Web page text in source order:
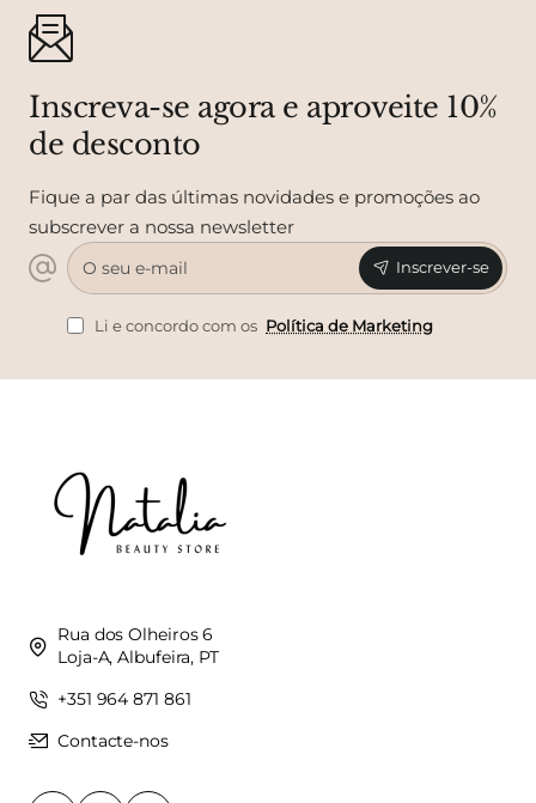
Inscreva-se agora e aproveite 10%
de desconto
Fique a par das últimas novidades e promoções ao
subscrever a nossa newsletter
O
seu
e-
mail
Inscrever-se
Li e concordo com os Política de Marketing
Rua dos Olheiros 6
Loja-A, Albufeira, PT
+351 964 871 861
Contacte-nos